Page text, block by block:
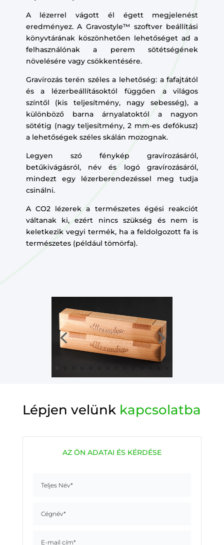
A lézerrel vágott él égett megjelenést
eredményez. A Gravostyle™ szoftver beállítási
könyvtárának köszönhetően lehetőséget ad a
felhasználónak a perem sötétségének
növelésére vagy csökkentésére.
Gravírozás terén széles a lehetőség: a fafajtától
és a lézerbeállításoktól függően a világos
színtől (kis teljesítmény, nagy sebesség), a
különböző barna árnyalatoktól a nagyon
sötétig (nagy teljesítmény, 2 mm-es defókusz)
a lehetőségek széles skálán mozognak.
Legyen szó fénykép gravírozásáról,
betűkivágásról, név és logó gravírozásáról,
mindezt egy lézerberendezéssel meg tudja
csinálni.
A CO2 lézerek a természetes égési reakciót
váltanak ki, ezért nincs szükség és nem is
keletkezik vegyi termék, ha a feldolgozott fa is
természetes (például tömörfa).
Lépjen velünk kapcsolatba
AZ ÖN ADATAI ÉS KÉRDÉSE